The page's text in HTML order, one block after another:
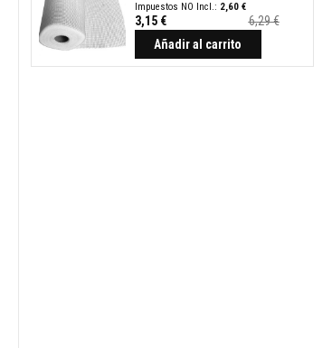
Precio
3,15 €
2,60 €
6,29 €
Añadir al carrito